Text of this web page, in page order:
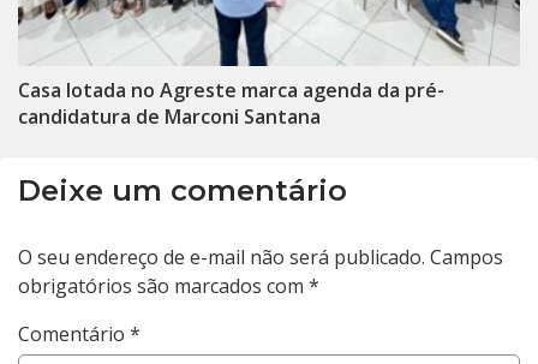
Casa lotada no Agreste marca agenda da pré-
candidatura de Marconi Santana
Deixe um comentário
O seu endereço de e-mail não será publicado. Campos
obrigatórios são marcados com *
Comentário *